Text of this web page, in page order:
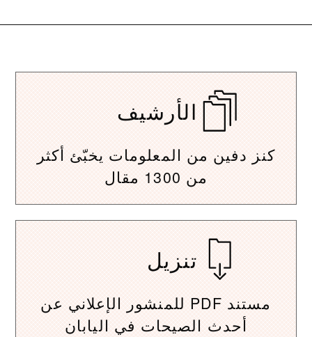
الأرشيف
كنز دفين من المعلومات يخبّئ أكثر
من 1300 مقال
تنزيل
مستند PDF للمنشور الإعلاني عن
أحدث الصيحات في اليابان